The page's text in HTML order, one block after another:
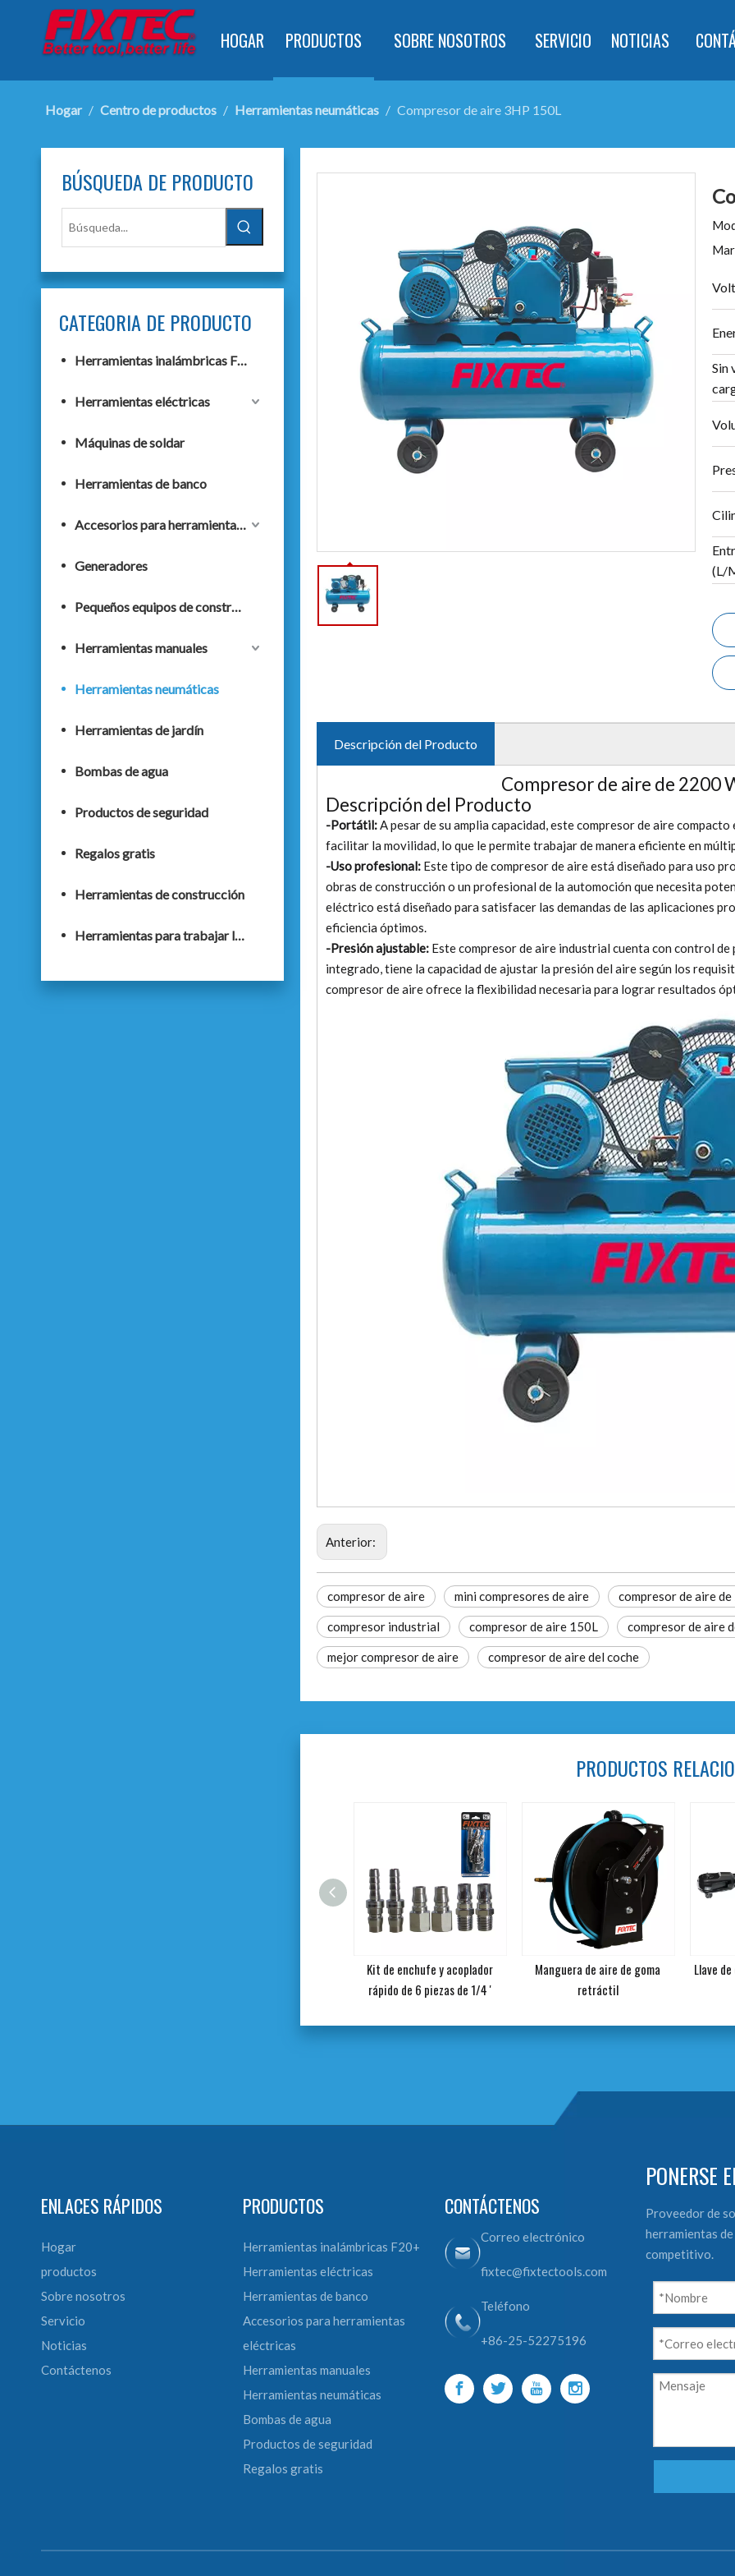
HOGAR PRODUCTOS SOBRE NOSOTROS SERVICIO NOTICIAS
Hogar / Centro de productos / Herramientas neumáticas / Compresor de aire 3HP 150L
BÚSQUEDA DE PRODUCTO
CATEGORIA DE PRODUCTO
Herramientas inalámbricas F20+
Herramientas eléctricas
Máquinas de soldar
Herramientas de banco
Accesorios para herramientas eléctricas
Generadores
Pequeños equipos de construcción
Herramientas manuales
Herramientas neumáticas
Herramientas de jardín
Bombas de agua
Productos de seguridad
Regalos gratis
Herramientas de construcción
Herramientas para trabajar la madera
Sin
(L/
Descripción del Producto
Compresor de aire de 2200
Descripción del Producto
-Portátil:A pesar de su amplia capacidad, este compresor de aire
facilitar la movilidad, lo que le permite trabajar de manera eficiente en
-Uso profesional: Este tipo de compresor de aire está diseñado para uso
obras de construcción o un profesional de la automoción que necesita
eléctrico está diseñado para satisfacer las demandas de las aplicaciones
eficiencia óptimos.
-Presión ajustable: Este compresor de aire industrial cuenta con control
integrado, tiene la capacidad de ajustar la presión del aire según los
compresor de aire ofrece la flexibilidad necesaria para lograr resultados
Anterior:
compresor de aire mini compresores de aire compresor de aire
compresor industrial compresor de aire 150L compresor de aire
mejor compresor de aire compresor de aire del coche
PRODUCTOS
Kit de enchufe y acoplador
rápido de 6 piezas de 1/4 '
Manguera de aire de goma
retráctil
Llave
ENLACES RÁPIDOS
Hogar
productos
Sobre nosotros
Servicio
Noticias
Contáctenos
PRODUCTOS
Herramientas inalámbricas F20+
Herramientas eléctricas
Herramientas de banco
Accesorios para herramientas
eléctricas
Herramientas manuales
Herramientas neumáticas
Bombas de agua
Productos de seguridad
Regalos gratis
CONTÁCTENOS
Correo electrónico
fixtec@fixtectools.com
Teléfono
+86-25-52275196
PONERSE
Proveedor de
herramientas
competitivo.